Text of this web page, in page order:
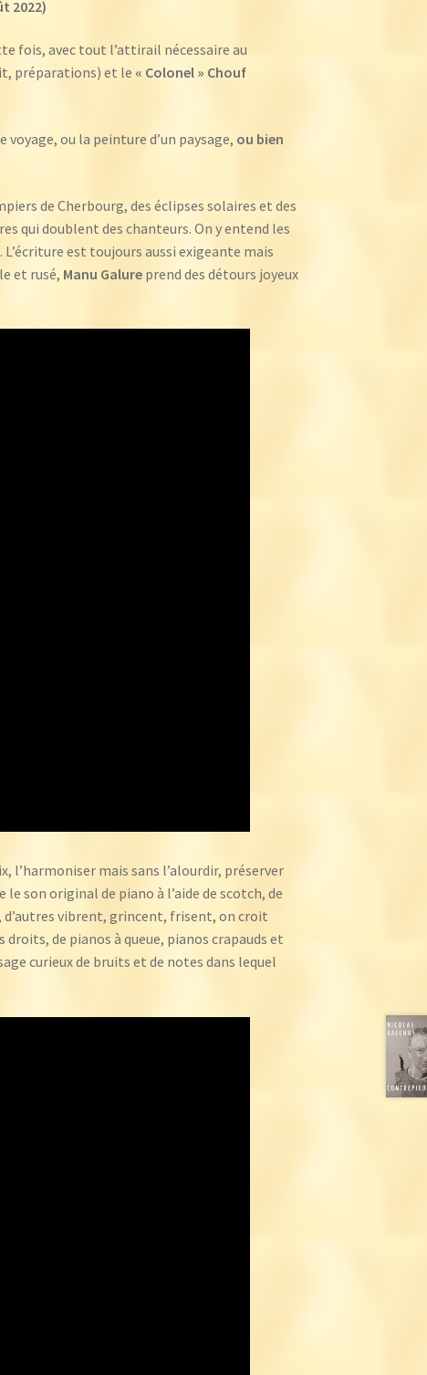
2022)
fois, avec tout l’attirail nécessaire au
préparations) et le « Colonel » Chouf
ou la peinture d’un paysage, ou bien
de Cherbourg, des éclipses solaires et des
qui doublent des chanteurs. On y entend les
est toujours aussi exigeante mais
et rusé, Manu Galure prend des détours joyeux
l’harmoniser mais sans l’alourdir, préserver
son original de piano à l’aide de scotch, de
d’autres vibrent, grincent, frisent, on croit
de pianos à queue, pianos crapauds et
curieux de bruits et de notes dans lequel